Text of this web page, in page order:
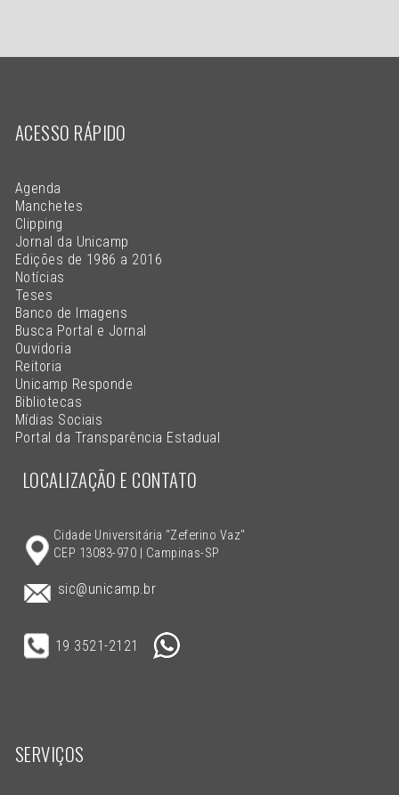
ACESSO RÁPIDO
Agenda
Manchetes
Clipping
Jornal da Unicamp
Edições de 1986 a 2016
Notícias
Teses
Banco de Imagens
Busca Portal e Jornal
Ouvidoria
Reitoria
Unicamp Responde
Bibliotecas
Mídias Sociais
Portal da Transparência Estadual
LOCALIZAÇÃO E CONTATO
Cidade Universitária "Zeferino Vaz"
CEP 13083-970 | Campinas-SP
sic@unicamp.br
19 3521-2121
SERVIÇOS